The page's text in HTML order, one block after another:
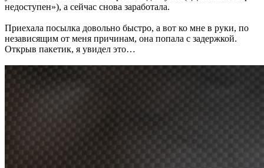
недоступен»), а сейчас снова заработала.
Приехала посылка довольно быстро, а вот ко мне в руки, по
независящим от меня причинам, она попала с задержкой.
Открыв пакетик, я увидел это…